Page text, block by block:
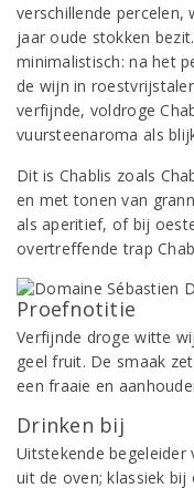
verschillende
jaar oude stokken
minimalistisch: na het
de wijn in
verfijnde, voldroge
vuursteenaroma als
Dit is Chablis zoals
en met tonen van
als aperitief, of bij
overtreffende trap
Proefnotitie
Verfijnde droge witte
geel fruit. De smaak
een fraaie en
Drinken bij
Uitstekende begeleider
uit de oven; klassiek bij